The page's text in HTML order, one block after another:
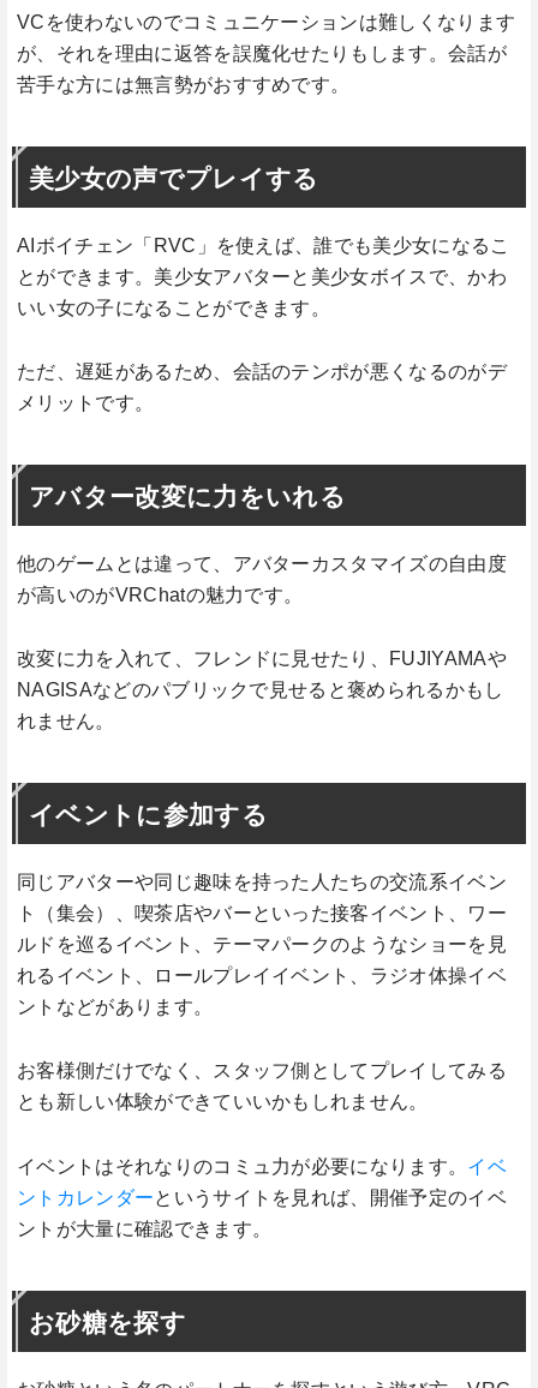
VCを使わないのでコミュニケーションは難しくなります
が、それを理由に返答を誤魔化せたりもします。会話が
苦手な方には無言勢がおすすめです。
美少女の声でプレイする
AIボイチェン「RVC」を使えば、誰でも美少女になるこ
とができます。美少女アバターと美少女ボイスで、かわ
いい女の子になることができます。
ただ、遅延があるため、会話のテンポが悪くなるのがデ
メリットです。
アバター改変に力をいれる
他のゲームとは違って、アバターカスタマイズの自由度
が高いのがVRChatの魅力です。
改変に力を入れて、フレンドに見せたり、FUJIYAMAや
NAGISAなどのパブリックで見せると褒められるかもし
れません。
イベントに参加する
同じアバターや同じ趣味を持った人たちの交流系イベン
ト（集会）、喫茶店やバーといった接客イベント、ワー
ルドを巡るイベント、テーマパークのようなショーを見
れるイベント、ロールプレイイベント、ラジオ体操イベ
ントなどがあります。
お客様側だけでなく、スタッフ側としてプレイしてみる
とも新しい体験ができていいかもしれません。
イベントはそれなりのコミュ力が必要になります。 イベ
ントカレンダーというサイトを見れば、開催予定のイベ
ントが大量に確認できます。
お砂糖を探す